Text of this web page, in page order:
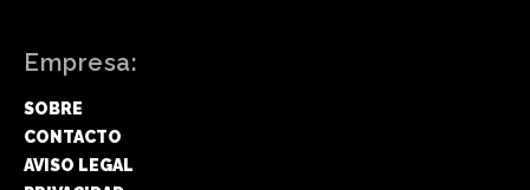
Empresa:
SOBRE
CONTACTO
AVISO LEGAL